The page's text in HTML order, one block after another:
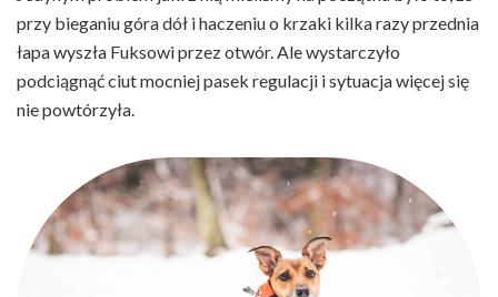
przy bieganiu góra dół i haczeniu o krzaki kilka razy przednia
łapa wyszła Fuksowi przez otwór. Ale wystarczyło
podciągnąć ciut mocniej pasek regulacji i sytuacja więcej się
nie powtórzyła.